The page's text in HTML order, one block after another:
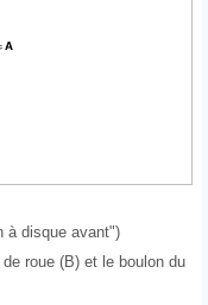
à disque avant")
roue (B) et le boulon du